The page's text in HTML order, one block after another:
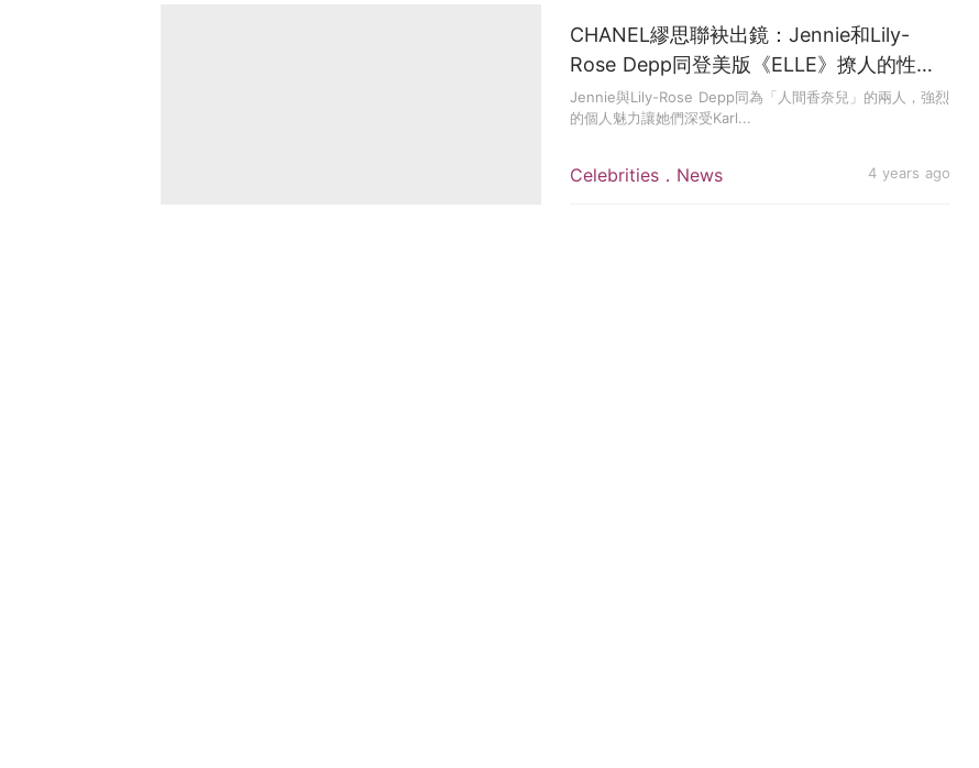
Celebrities．News 4 years ago
CHANEL繆思聯袂出鏡：Jennie和Lily-
Rose Depp同登美版《ELLE》撩人的性感
姿態大展迷人神韻
Jennie與Lily-Rose Depp同為「人間香奈兒」的兩人，強烈
的個人魅力讓她們深受Karl...